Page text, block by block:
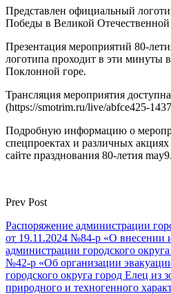
Представлен официальный
Победы в Великой
Презентация мероприятий 80-
логотипа проходит в эти минуты
Поклонной горе.
Трансляция мероприятия
(https://smotrim.ru/live/abfce425-
Подробную информацию о
спецпроектах и различных
сайте празднования 80-летия
Prev Post
Распоряжение администрации
от 19.11.2024 №84-р «О внесении
администрации городского
№42-р «Об организации
городского округа город Елец из
природного и техногенного